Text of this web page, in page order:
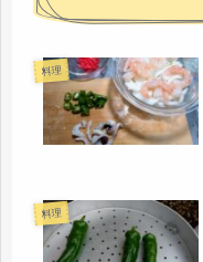
料理
料理